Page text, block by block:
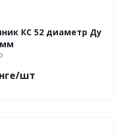
КС 52 диаметр Ду
мм
/шт